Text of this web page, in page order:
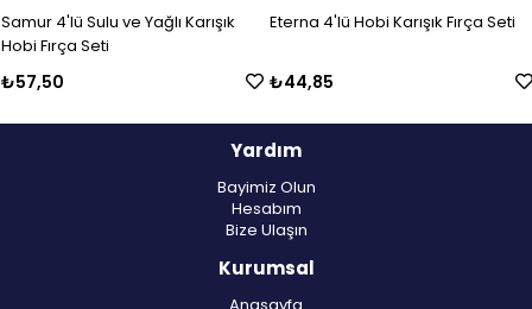
Samur 4'lü Sulu ve Yağlı Karışık
Hobi Fırça Seti
₺57,50
Eterna 4'lü Hobi Karışık Fırça Seti
₺44,85
Yardım
Bayimiz Olun
Hesabım
Bize Ulaşın
Kurumsal
Anasayfa